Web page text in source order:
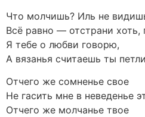
Что молчишь? Иль не
Всё равно — отстрани хоть,
Я тебе о любви говорю,
А вязанья считаешь ты
Отчего же сомненье свое
Не гасить мне в неведенье
Отчего же молчанье твое